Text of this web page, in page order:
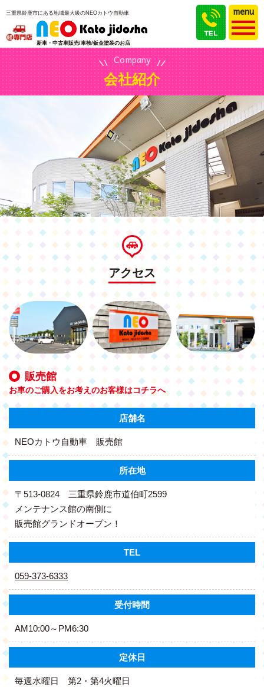
三重県鈴鹿市にある地域最大級のNEOカトウ自動車
新車・中古車販売/車検/鈑金塗装のお店
menu
Company
会社紹介
アクセス
販売館
お車のご購入をお考えのお客様はコチラへ
店舗名
NEOカトウ自動車 販売館
所在地
〒513-0824 三重県鈴鹿市道伯町2599
メンテナンス館の南側に
販売館グランドオープン！
TEL
059-373-6333
受付時間
AM10:00～PM6:30
定休日
毎週水曜日 第2・第4火曜日